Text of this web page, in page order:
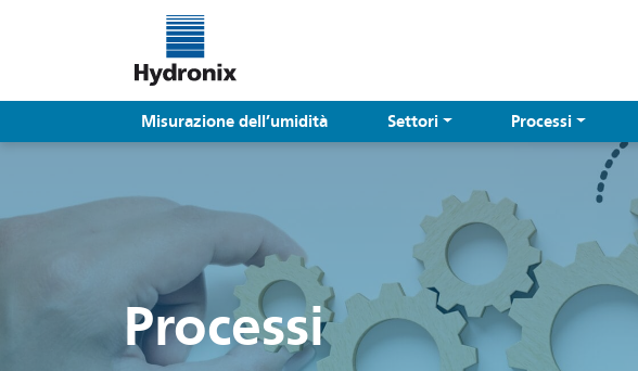
Misurazione dell’umidità Settori Processi
Processi